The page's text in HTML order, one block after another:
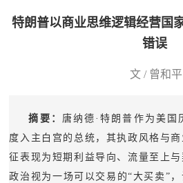
要
时
要
闻
追
踪
特朗普以商业思维逻辑经营国
错误
文 / 曾和平
摘要： 唐纳德·特朗普作为美国
度入主白宫的总统，其执政风格与
征表现为短期利益导向、流量至上
政治视为一场可以交易的“大买卖”